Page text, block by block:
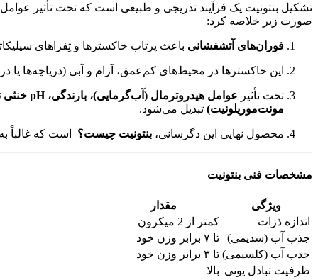
تشکیل بنتونیت یک فرآیند تدریجی و طبیعی است که تحت تأثیر عوامل
صورت زیر خلاصه کرد:
فوران‌های آتشفشانی باعث پرتاب خاکسترها و تِفراهای
این خاکسترها در محیط‌های کم‌عمق، آرام و آبی (دریاچه‌ها یا
تحت تأثیر عوامل هیدروترمال (آب‌گرمایی)، بارندگی، pH خنثی تا قلیایی، و دماهای پایین تا متوسط
مونت‌موریلونیت) تبدیل می‌شود.
محصول نهایی این دگرسانی، بنتونیت چیست؟ است که غالباً
مشخصات فنی بنتونیت
ویژگی
مقدار
اندازه ذرات
کمتر از 2 میکرون
جذب آب (سدیمی)
تا ۷ برابر وزن خود
جذب آب (کلسیمی) تا ۳ برابر وزن خود
ظرفیت تبادل یونی بالا